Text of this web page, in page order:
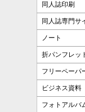
同人誌印刷
同人誌専門サ
ノート
折パンフレッ
フリーペーパ
ビジネス資料
フォトアルバ